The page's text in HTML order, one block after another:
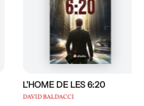
L'HOME DE LES 6:20
DAVID BALDACCI